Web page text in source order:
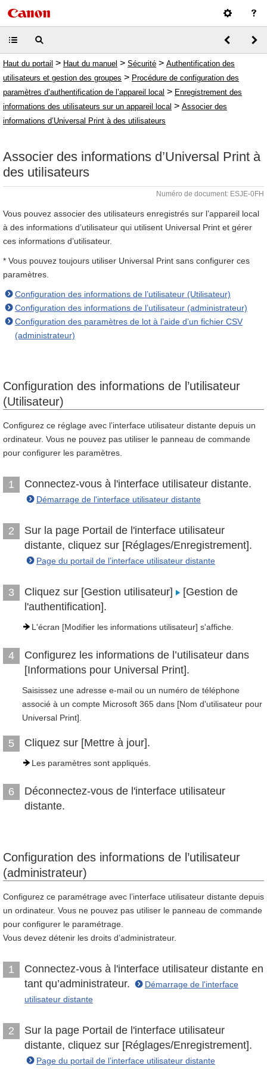
Haut du portail > Haut du manuel > Sécurité > Authentification des
utilisateurs et gestion des groupes > Procédure de configuration des
paramètres d’authentification de l’appareil local > Enregistrement des
informations des utilisateurs sur un appareil local > Associer des
informations d’Universal Print à des utilisateurs
Associer des informations d’Universal Print à
des utilisateurs
Numéro de document: ESJE-0FH
Vous pouvez associer des utilisateurs enregistrés sur l’appareil local
à des informations d’utilisateur qui utilisent Universal Print et gérer
ces informations d’utilisateur.
* Vous pouvez toujours utiliser Universal Print sans configurer ces
paramètres.
Configuration des informations de l’utilisateur (Utilisateur)
Configuration des informations de l’utilisateur (administrateur)
Configuration des paramètres de lot à l’aide d’un fichier CSV
(administrateur)
Configuration des informations de l’utilisateur
(Utilisateur)
Configurez ce réglage avec l’interface utilisateur distante depuis un
ordinateur. Vous ne pouvez pas utiliser le panneau de commande
pour configurer les paramètres.
1 Connectez-vous à l'interface utilisateur distante.
Démarrage de l'interface utilisateur distante
2
Sur la page Portail de l'interface utilisateur
distante, cliquez sur [Réglages/Enregistrement].
Page du portail de l’interface utilisateur distante
3 Cliquez sur [Gestion utilisateur]
[Gestion de
l'authentification].
L'écran [Modifier les informations utilisateur] s'affiche.
4
Configurez les informations de l’utilisateur dans
[Informations pour Universal Print].
Saisissez une adresse e-mail ou un numéro de téléphone
associé à un compte Microsoft 365 dans [Nom d'utilisateur pour
Universal Print].
5 Cliquez sur [Mettre à jour].
Les paramètres sont appliqués.
6
Déconnectez-vous de l'interface utilisateur
distante.
Configuration des informations de l’utilisateur
(administrateur)
Configurez ce paramétrage avec l’interface utilisateur distante depuis
un ordinateur. Vous ne pouvez pas utiliser le panneau de commande
pour configurer le paramétrage.
Vous devez détenir les droits d’administrateur.
1
Connectez-vous à l'interface utilisateur distante en
tant qu’administrateur.
Démarrage de l'interface
utilisateur distante
2
Sur la page Portail de l'interface utilisateur
distante, cliquez sur [Réglages/Enregistrement].
Page du portail de l’interface utilisateur distante